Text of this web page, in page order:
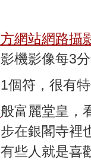
網站網路攝
機影像每3
個符，很有
般富麗堂皇，
在銀閣寺裡
些人就是喜